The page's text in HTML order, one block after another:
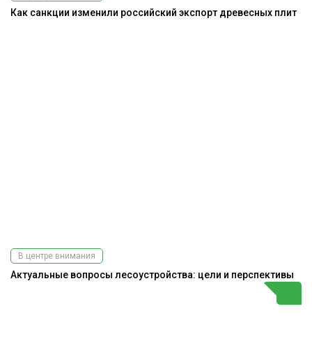
Как санкции изменили российский экспорт древесных плит
В центре внимания
Актуальные вопросы лесоустройства: цели и перспективы